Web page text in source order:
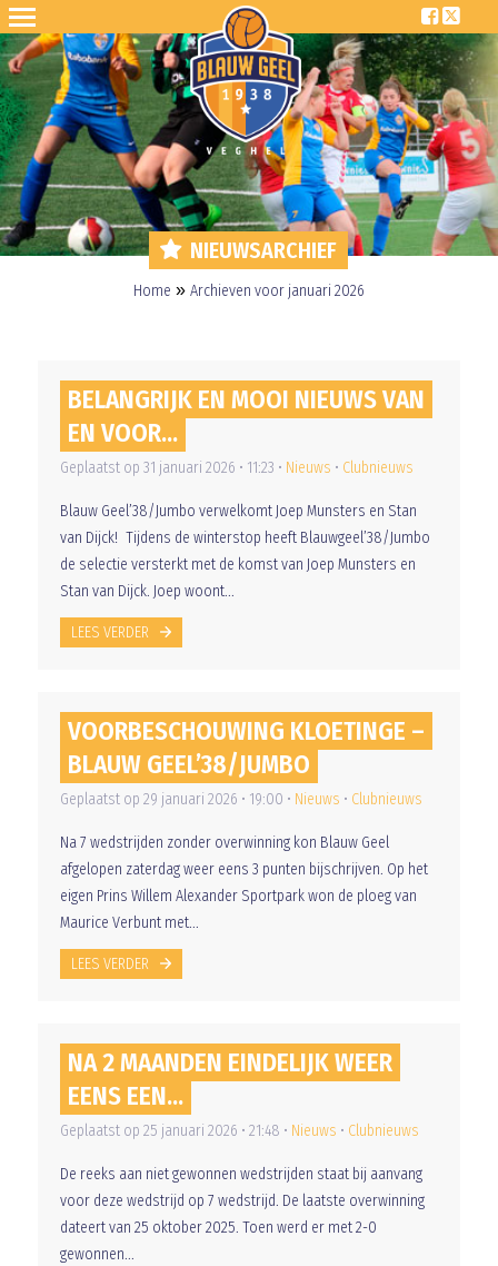
NIEUWSARCHIEF
Home » Archieven voor januari 2026
BELANGRIJK EN MOOI NIEUWS VAN
EN VOOR...
Geplaatst op 31 januari 2026 • 11:23 • Nieuws • Clubnieuws
Blauw Geel’38/Jumbo verwelkomt Joep Munsters en Stan
van Dijck! Tijdens de winterstop heeft Blauwgeel’38/Jumbo
de selectie versterkt met de komst van Joep Munsters en
Stan van Dijck. Joep woont...
LEES VERDER
VOORBESCHOUWING KLOETINGE –
BLAUW GEEL’38/JUMBO
Geplaatst op 29 januari 2026 • 19:00 • Nieuws • Clubnieuws
Na 7 wedstrijden zonder overwinning kon Blauw Geel
afgelopen zaterdag weer eens 3 punten bijschrijven. Op het
eigen Prins Willem Alexander Sportpark won de ploeg van
Maurice Verbunt met...
LEES VERDER
NA 2 MAANDEN EINDELIJK WEER
EENS EEN...
Geplaatst op 25 januari 2026 • 21:48 • Nieuws • Clubnieuws
De reeks aan niet gewonnen wedstrijden staat bij aanvang
voor deze wedstrijd op 7 wedstrijd. De laatste overwinning
dateert van 25 oktober 2025. Toen werd er met 2-0
gewonnen...